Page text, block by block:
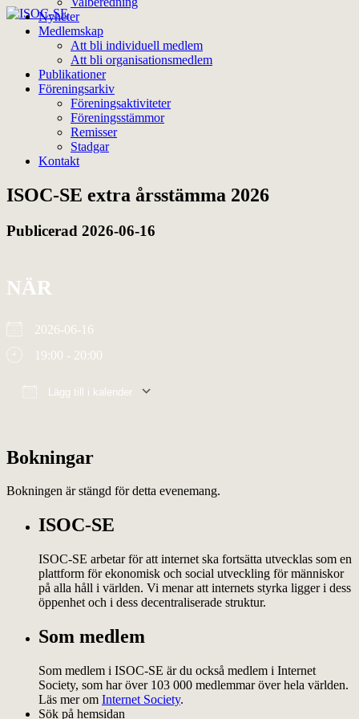
Nyheter
Medlemskap
Att bli individuell medlem
Att bli organisationsmedlem
Publikationer
Föreningsarkiv
Föreningsaktiviteter
Föreningsstämmor
Remisser
Stadgar
Kontakt
ISOC-SE extra årsstämma 2026
Publicerad 2026-06-16
NÄR
2026-06-16
19:00 - 20:00
Lägg till i kalender
Bokningar
Bokningen är stängd för detta evenemang.
ISOC-SE
ISOC-SE arbetar för att internet ska fortsätta utvecklas som en
plattform för ekonomisk och social utveckling för människor
på alla håll i världen. Vi menar att internets styrka ligger i dess
öppenhet och i dess decentraliserade struktur.
Som medlem
Som medlem i ISOC-SE är du också medlem i Internet
Society, som har över 103 000 medlemmar över hela världen.
Läs mer om Internet Society.
Sök på hemsidan